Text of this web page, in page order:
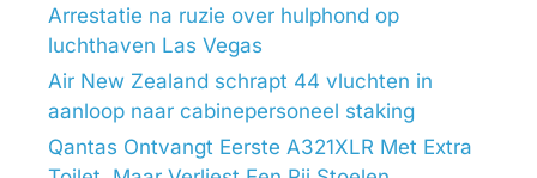
Arrestatie na ruzie over hulphond op
luchthaven Las Vegas
Air New Zealand schrapt 44 vluchten in
aanloop naar cabinepersoneel staking
Qantas Ontvangt Eerste A321XLR Met Extra